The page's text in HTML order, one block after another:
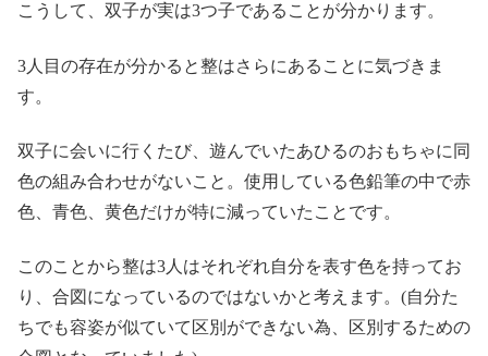
こうして、双子が実は3つ子であることが分かります。
3人目の存在が分かると整はさらにあることに気づきま
す。
双子に会いに行くたび、遊んでいたあひるのおもちゃに同
色の組み合わせがないこと。使用している色鉛筆の中で赤
色、青色、黄色だけが特に減っていたことです。
このことから整は3人はそれぞれ自分を表す色を持ってお
り、合図になっているのではないかと考えます。(自分た
ちでも容姿が似ていて区別ができない為、区別するための